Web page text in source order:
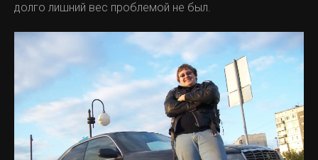
Уникальный случай уже лег в основу научной статьи и
стал настоящим прорывом для российской онкологии.
долго лишний вес проблемой не был.